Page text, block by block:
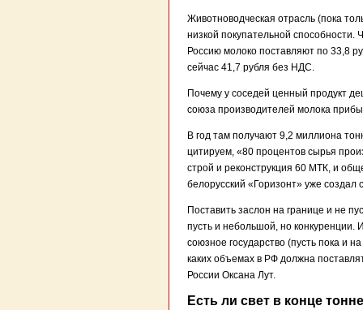
Животноводческая отрасль (пока
низкой покупательной
Россию молоко поставляют по 33,8
сейчас 41,7 рубля без НДС.
Почему у соседей ценный продукт
союза производителей молока
В год там получают 9,2 миллиона
цитируем, «80 процентов сырья
строй и реконструкция 60 МТК, и
белорусский «Горизонт» уже создал
Поставить заслон на границе и не
пусть и небольшой, но конкуренции.
союзное государство (пусть пока и
каких объемах в РФ должна
России Оксана Лут.
Есть ли свет в конце